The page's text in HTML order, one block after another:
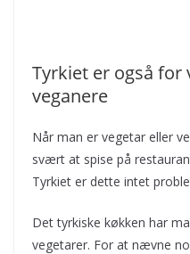
Tyrkiet er også for
veganere
Når man er vegetar eller
svært at spise på
Tyrkiet er dette intet
Det tyrkiske køkken har
vegetarer. For at nævne